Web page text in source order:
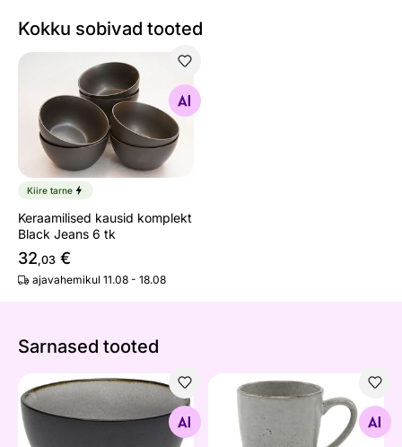
Kokku sobivad tooted
Keraamilised kausid komplekt Black Jeans 6 tk
Otsi sarnaseid
Kiire tarne
Keraamilised kausid komplekt
Black Jeans 6 tk
32,03 €
ajavahemikul 11.08 - 18.08
Sarnased tooted
Kauss 500 ml, 6 tk
Otsi sarnaseid
Kruus 350 ml, 6 tk
Otsi sarnaseid